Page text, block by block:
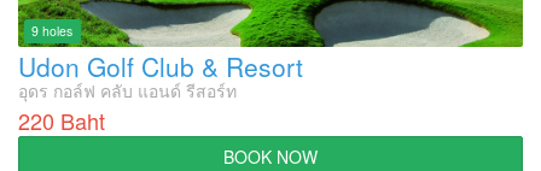
9 holes
Udon Golf Club & Resort
อุดร กอล์ฟ คลับ แอนด์ รีสอร์ท
220 Baht
BOOK NOW